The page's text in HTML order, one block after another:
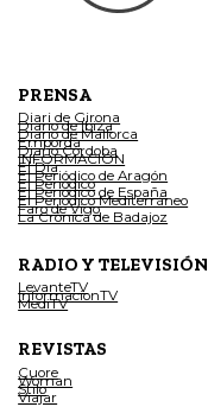
PRENSA
Diari de Girona
Diario de Ibiza
Diario de Mallorca
Empordà
Diario Córdoba
INFORMACIÓN
El Día
El Periódico de Aragón
El Periódico
El Periódico de España
El Periódico Mediterráneo
Faro de Vigo
La Crónica de Badajoz
RADIO Y TELEVISIÓN
LevanteTV
InformacionTV
MediTV
REVISTAS
Cuore
Woman
Stilo
Viajar